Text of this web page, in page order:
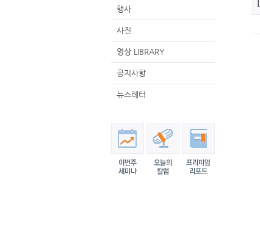
행사
사진
영상 LIBRARY
공지사항
뉴스레터